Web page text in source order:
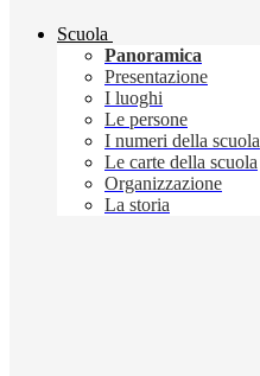
Scuola
Panoramica
Presentazione
I luoghi
Le persone
I numeri della scuola
Le carte della scuola
Organizzazione
La storia